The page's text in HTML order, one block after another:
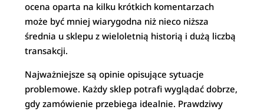
ocena oparta na kilku krótkich komentarzach
może być mniej wiarygodna niż nieco niższa
średnia u sklepu z wieloletnią historią i dużą liczbą
transakcji.
Najważniejsze są opinie opisujące sytuacje
problemowe. Każdy sklep potrafi wyglądać dobrze,
gdy zamówienie przebiega idealnie. Prawdziwy